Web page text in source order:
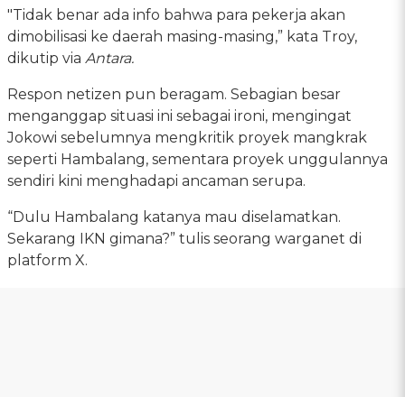
"Tidak benar ada info bahwa para pekerja akan
dimobilisasi ke daerah masing-masing,” kata Troy,
dikutip via Antara.
Respon netizen pun beragam. Sebagian besar
menganggap situasi ini sebagai ironi, mengingat
Jokowi sebelumnya mengkritik proyek mangkrak
seperti Hambalang, sementara proyek unggulannya
sendiri kini menghadapi ancaman serupa.
“Dulu Hambalang katanya mau diselamatkan.
Sekarang IKN gimana?” tulis seorang warganet di
platform X.